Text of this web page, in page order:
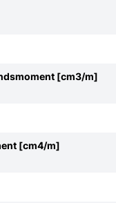
[cm3/m]
[cm4/m]